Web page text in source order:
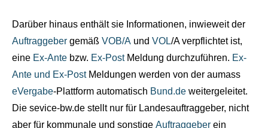
Darüber hinaus enthält sie Informationen, inwieweit der
Auftraggeber gemäß VOB/A und VOL/A verpflichtet ist,
eine Ex-Ante bzw. Ex-PostMeldung durchzuführen. Ex-
Ante und Ex-PostMeldungen werden von der aumass
eVergabe-Plattform automatisch Bund.de weitergeleitet.
Die sevice-bw.de stellt nur für Landesauftraggeber, nicht
aber für kommunale und sonstige Auftraggeber ein